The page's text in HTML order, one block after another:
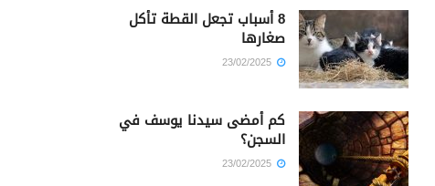
8 أسباب تجعل القطة تأكل
صغارها
كم أمضى سيدنا يوسف في
السجن؟